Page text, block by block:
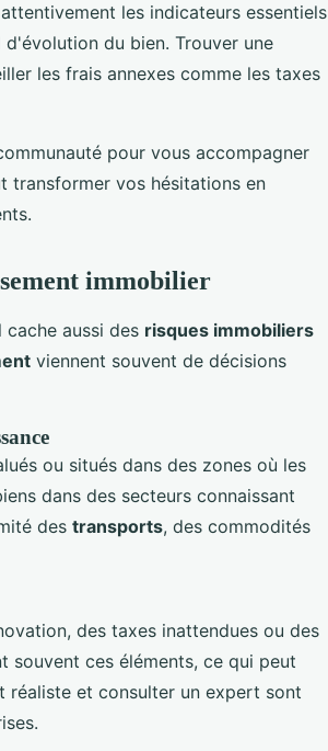
les indicateurs essentiels
du bien. Trouver une
les frais annexes comme les taxes
pour vous accompagner
transformer vos hésitations en
immobilier
cache aussi des risques immobiliers
viennent souvent de décisions
ou situés dans des zones où les
dans des secteurs connaissant
des transports, des commodités
des taxes inattendues ou des
souvent ces éléments, ce qui peut
et consulter un expert sont